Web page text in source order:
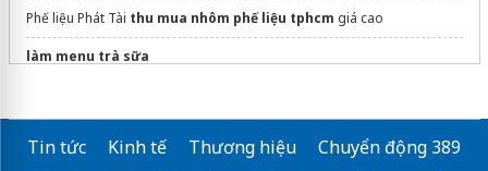
Phế liệu Phát Tài thu mua nhôm phế liệu tphcm giá cao
làm menu trà sữa
Tin tức Kinh tế Thương hiệu
Chuyển động 389